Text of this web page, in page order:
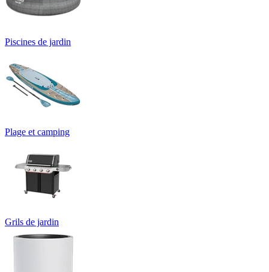
Piscines de jardin
Plage et camping
Grils de jardin